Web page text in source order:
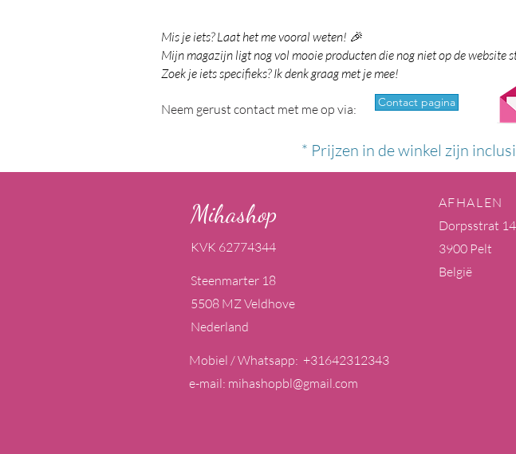
Mis je iets? Laat het me vooral weten! 🎉
Mijn magazijn ligt nog vol mooie producten die nog niet op de website
Zoek je iets specifieks? Ik denk graag met je mee!
Neem gerust contact met me op via: Contact pagina
* Prijzen in de winkel zijn
Mihashop
KVK 62774344
Steenmarter 18
5508 MZ Veldhove
Nederland
Mobiel / Whatsapp: +31642312343
e-mail: mihashopbl@gmail.com
AFHALEN
Dorpsstrat
3900 Pelt
België